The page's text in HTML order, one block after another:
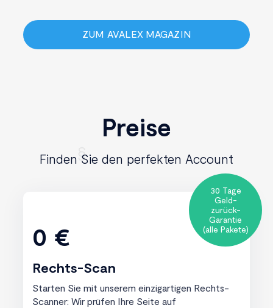
ZUM AVALEX MAGAZIN
Preise
Finden Sie den perfekten Account
0 €
Rechts-Scan
Starten Sie mit unserem einzigartigen Rechts-
Scanner: Wir prüfen Ihre Seite auf
30 Tage
Geld-
zurück-
Garantie
(alle Pakete)